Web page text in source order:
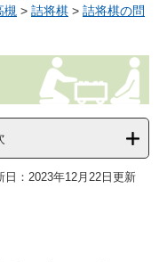
槻 > 詰将棋 > 詰将棋の問
日：2023年12月22日更新